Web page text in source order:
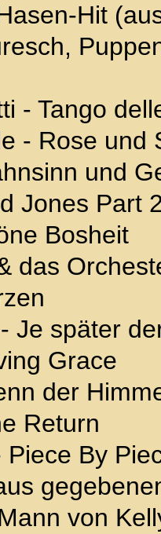
Hit
- Tango
- Rose und
und
Jones Part
Bosheit
das
Je später
Grace
der
Return
By
von